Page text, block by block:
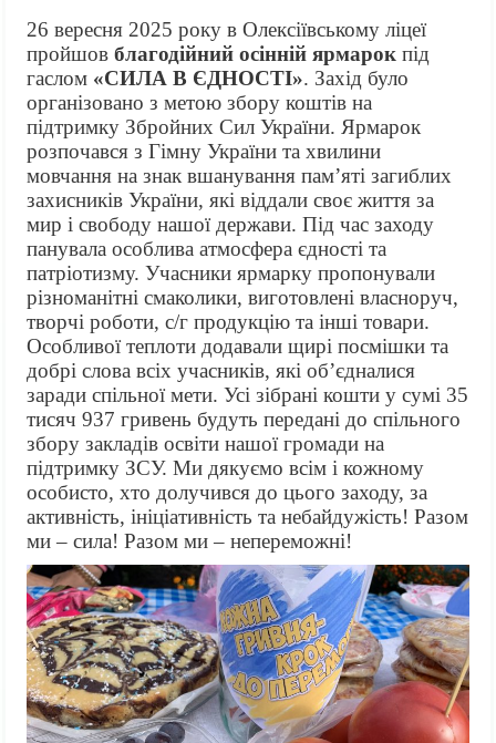
26 вересня 2025 року в Олексіївському ліцеї
пройшов благодійний осінній ярмарок під
гаслом «СИЛА В ЄДНОСТІ». Захід було
організовано з метою збору коштів на
підтримку Збройних Сил України. Ярмарок
розпочався з Гімну України та хвилини
мовчання на знак вшанування пам’яті загиблих
захисників України, які віддали своє життя за
мир і свободу нашої держави. Під час заходу
панувала особлива атмосфера єдності та
патріотизму. Учасники ярмарку пропонували
різноманітні смаколики, виготовлені власноруч,
творчі роботи, с/г продукцію та інші товари.
Особливої теплоти додавали щирі посмішки та
добрі слова всіх учасників, які об’єдналися
заради спільної мети. Усі зібрані кошти у сумі 35
тисяч 937 гривень будуть передані до спільного
збору закладів освіти нашої громади на
підтримку ЗСУ. Ми дякуємо всім і кожному
особисто, хто долучився до цього заходу, за
активність, ініціативність та небайдужість! Разом
ми – сила! Разом ми – непереможні!